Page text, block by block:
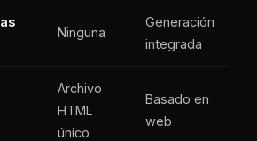
Ninguna
Generación
integrada
Archivo
HTML
único
Basado en
web